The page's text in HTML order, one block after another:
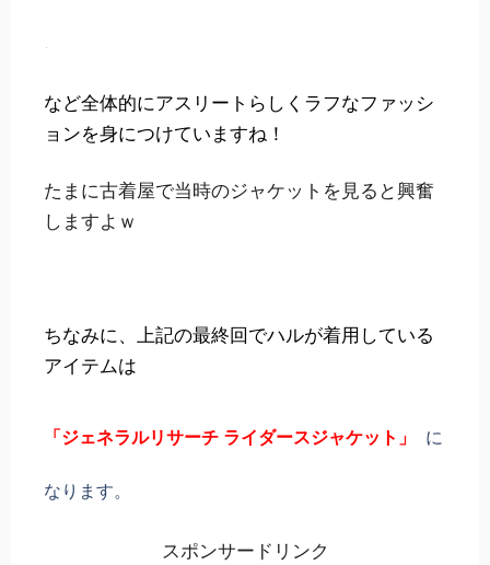
など全体的にアスリートらしくラフなファッシ
ョンを身につけていますね！
たまに古着屋で当時のジャケットを見ると興奮
しますよｗ
ちなみに、上記の最終回でハルが着用している
アイテムは
「ジェネラルリサーチ ライダースジャケット」 に
なります。
スポンサードリンク